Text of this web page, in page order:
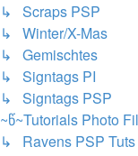
↳ Scraps PSP
↳ Winter/X-Mas
↳ Gemischtes
↳ Signtags PI
↳ Signtags PSP
~წ~Tutorials Photo
↳ Ravens PSP Tuts